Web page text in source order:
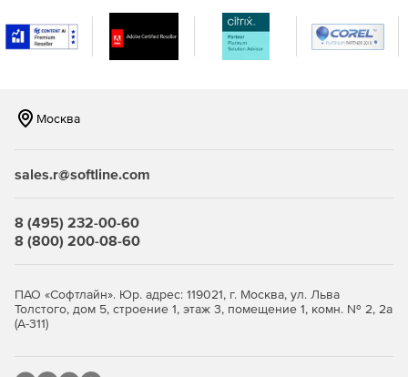
Москва
sales.r@softline.com
8 (495) 232-00-60
8 (800) 200-08-60
ПАО «Софтлайн». Юр. адрес: 119021, г. Москва, ул. Льва
Толстого, дом 5, строение 1, этаж 3, помещение 1, комн. № 2, 2а
(А-311)